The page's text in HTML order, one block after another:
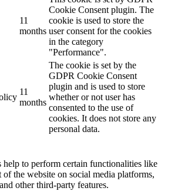
11
months
Cookie Consent plugin. The
cookie is used to store the
user consent for the cookies
in the category
"Performance".
11
months
The cookie is set by the
GDPR Cookie Consent
plugin and is used to store
whether or not user has
consented to the use of
cookies. It does not store any
personal data.
help to perform certain functionalities like
of the website on social media platforms,
other third-party features.